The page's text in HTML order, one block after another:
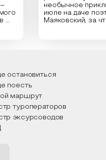
как
необычное
июле на даче
Маяковский, за
Твардовского и
каждой строчке
восхищение
яркому времени
остановиться
поесть
маршрут
туроператоров
эксурсоводов